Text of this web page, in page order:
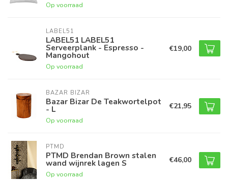
Op voorraad
LABEL51
LABEL51 LABEL51
Serveerplank - Espresso -
Mangohout
Op voorraad
€19,00
BAZAR BIZAR
Bazar Bizar De Teakwortelpot
- L
Op voorraad
€21,95
PTMD
PTMD Brendan Brown stalen
wand wijnrek lagen S
Op voorraad
€46,00